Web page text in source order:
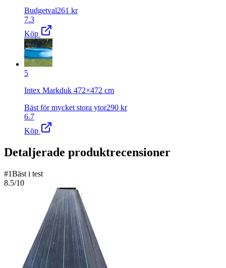
Budgetval261 kr
7.3
Köp
5
Intex Markduk 472×472 cm
Bäst för mycket stora ytor290 kr
6.7
Köp
Detaljerade produktrecensioner
#1Bäst i test
8.5/10